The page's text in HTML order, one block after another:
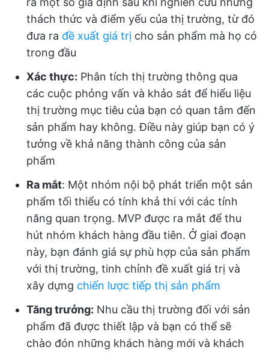
thách thức và điểm yếu của thị trường, từ đó
đưa ra đề xuất giá trị cho sản phẩm mà họ có
trong đầu
Xác thực: Phân tích thị trường thông qua
các cuộc phỏng vấn và khảo sát để hiểu liệu
thị trường mục tiêu của bạn có quan tâm đến
sản phẩm hay không. Điều này giúp bạn có ý
tưởng về khả năng thành công của sản
phẩm
Ra mắt: Một nhóm nội bộ phát triển một sản
phẩm tối thiểu có tính khả thi với các tính
năng quan trọng. MVP được ra mắt để thu
hút nhóm khách hàng đầu tiên. Ở giai đoạn
này, bạn đánh giá sự phù hợp của sản phẩm
với thị trường, tinh chỉnh đề xuất giá trị và
xây dựng chiến lược tiếp thị sản phẩm
Tăng trưởng: Nhu cầu thị trường đối với sản
phẩm đã được thiết lập và bạn có thể sẽ
chào đón những khách hàng mới và khách